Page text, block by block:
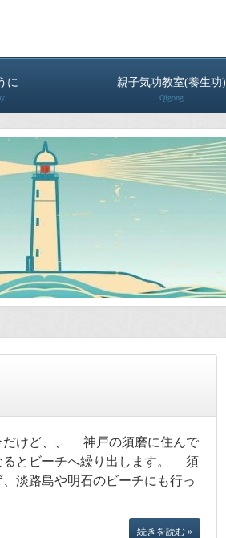
に 親子気功教室(養生功)
Qigong
だけど、、 神戸の須磨に住んで
るとビーチへ繰り出します。 須
淡路島や明石のビーチにも行っ
続きを読む »